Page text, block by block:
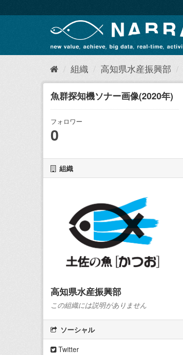
キ
て
組織 高知県水産振興部
魚群探知機ソナー画像(2020年)
フォロワー
0
組織
高知県水産振興部
この組織には説明がありません
ソーシャル
Twitter